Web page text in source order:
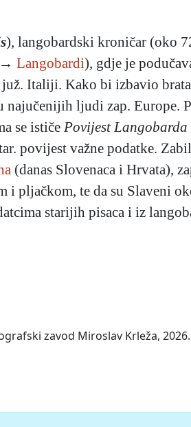
), langobardski kroničar (oko
Langobardi), gdje je
Italiji. Kako bi izbavio
najučenijih ljudi zap. Europe.
se ističe Povijest Langobarda
povijest važne podatke.
(danas Slovenaca i Hrvata),
i pljačkom, te da su Slaveni
starijih pisaca i iz
zavod Miroslav Krleža,